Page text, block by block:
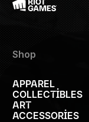
Shop
APPAREL
COLLECTIBLES
ART
ACCESSORIES